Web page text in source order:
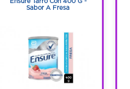
Sabor A Fresa